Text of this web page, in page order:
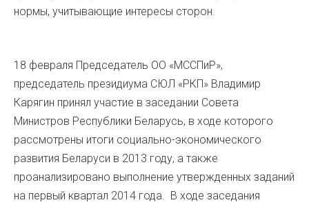
нормы, учитывающие интересы сторон.
18 февраля Председатель ОО «МССПиР»,
председатель президиума СЮЛ «РКП» Владимир
Карягин принял участие в заседании Совета
Министров Республики Беларусь, в ходе которого
рассмотрены итоги социально-экономического
развития Беларуси в 2013 году, а также
проанализировано выполнение утвержденных заданий
на первый квартал 2014 года. В ходе заседания